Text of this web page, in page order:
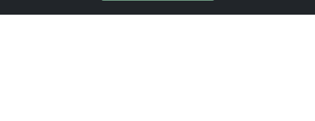
Umzug von Marl nach Brasilien